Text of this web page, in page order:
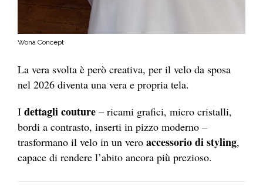
Wonà Concept
La vera svolta è però creativa, per il velo da sposa
nel 2026 diventa una vera e propria tela.
I dettaglicouture – ricami grafici, micro cristalli,
bordi a contrasto, inserti in pizzo moderno –
trasformano il velo in un vero accessorio di styling,
capace di rendere l’abito ancora più prezioso.